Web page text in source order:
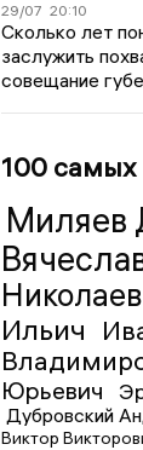
29/07 20:10
Сколько лет
заслужить
совещание
100 самых
Миляев
Ильич
Юрьевич
Дубровский
Виктор